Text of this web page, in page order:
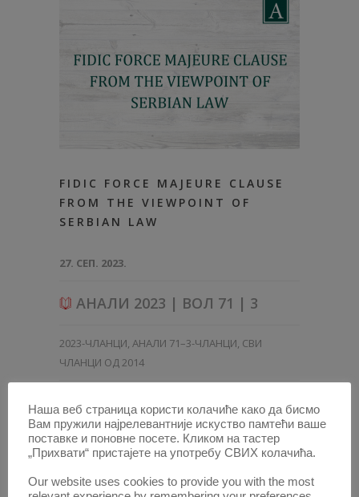
FIDIC FORCE MAJEURE CLAUSE
FROM THE VIEWPOINT OF
SERBIAN LAW
27. СЕП. 2023.
АНАЛИ 2023 | ВОЛ 71 | 3
2023-ЧЛАНЦИ, АНАЛИ 71–3-ЧЛАНЦИ, СВИ
ЧЛАНЦИ ОД 2014
Наша веб страница користи колачиће како да бисмо
Вам пружили најрелевантније искуство памтећи ваше
поставке и поновне посете. Кликом на тастер
„Прихвати“ пристајете на употребу СВИХ колачића.
Our website uses cookies to provide you with the most